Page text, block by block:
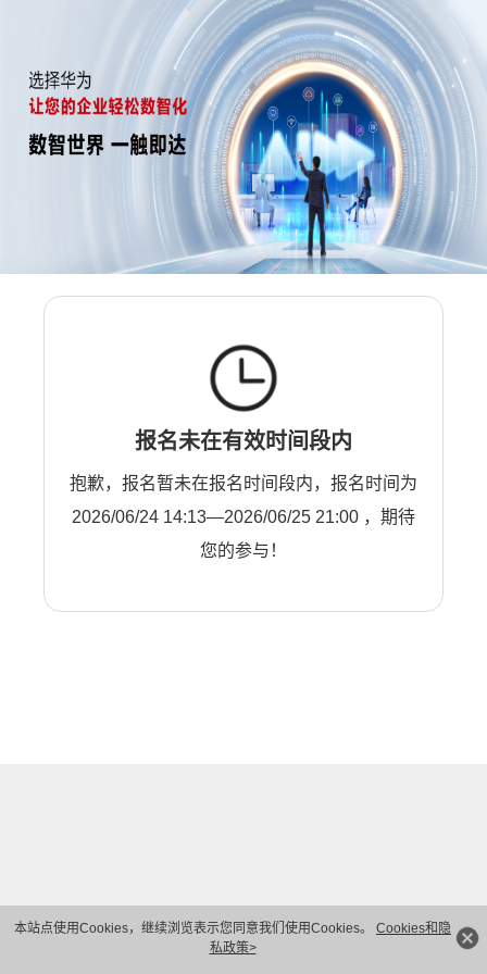
本站点使用Cookies，继续浏览表示您同意我们使用Cookies。 Cookies和隐
私政策>
报名未在有效时间段内
抱歉，报名暂未在报名时间段内，报名时间为
2026/06/24 14:13—2026/06/25 21:00 ，期待
您的参与！